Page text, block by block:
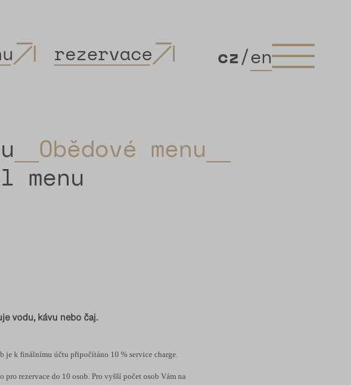
rezervace cz/en
Obědové menu
vodu, kávu nebo čaj.
je k finálnímu účtu připočítáno 10 % service charge.
pro rezervace do 10 osob. Pro vyšší počet osob Vám na